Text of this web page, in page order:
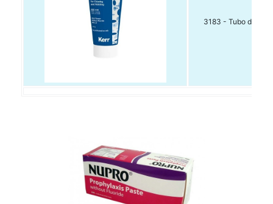
3183 - Tubo da 100